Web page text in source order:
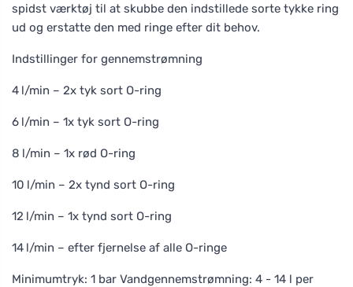
spidst værktøj til at skubbe den indstillede sorte tykke ring
ud og erstatte den med ringe efter dit behov.
Indstillinger for gennemstrømning
4 l/min – 2x tyk sort O-ring
6 l/min – 1x tyk sort O-ring
8 l/min – 1x rød O-ring
10 l/min – 2x tynd sort O-ring
12 l/min – 1x tynd sort O-ring
14 l/min – efter fjernelse af alle O-ringe
Minimumtryk: 1 bar Vandgennemstrømning: 4 - 14 l per